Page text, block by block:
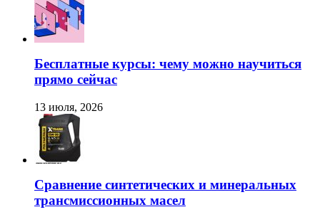
Бесплатные курсы: чему можно научиться
прямо сейчас
13 июля, 2026
Сравнение синтетических и минеральных
трансмиссионных масел